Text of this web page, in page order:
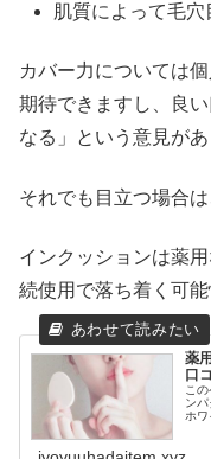
肌質によって毛
カバー力については
期待できますし、良
なる」という意見があ
それでも目立つ場合
インクッションは薬
続使用で落ち着く可能
薬
口
こ
ン
ホ